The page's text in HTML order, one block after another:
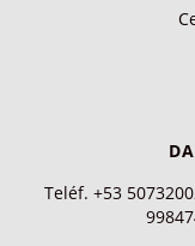
Teléf. +53